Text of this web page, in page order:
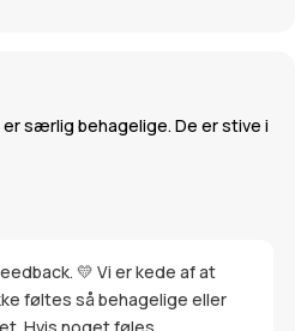
særlig behagelige. De er stive i
💛 Vi er kede af at
føltes så behagelige eller